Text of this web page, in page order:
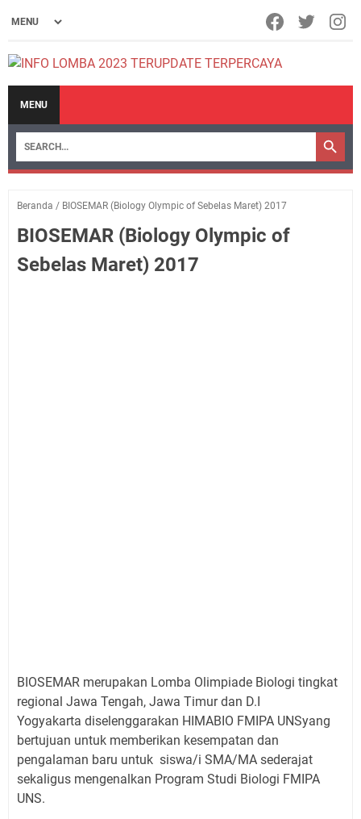
MENU
Beranda / BIOSEMAR (Biology Olympic of Sebelas Maret) 2017
BIOSEMAR (Biology Olympic of
Sebelas Maret) 2017
BIOSEMAR merupakan Lomba Olimpiade Biologi tingkat
regional Jawa Tengah, Jawa Timur dan D.I
Yogyakarta diselenggarakan HIMABIO FMIPA UNSyang
bertujuan untuk memberikan kesempatan dan
pengalaman baru untuk siswa/i SMA/MA sederajat
sekaligus mengenalkan Program Studi Biologi FMIPA
UNS.